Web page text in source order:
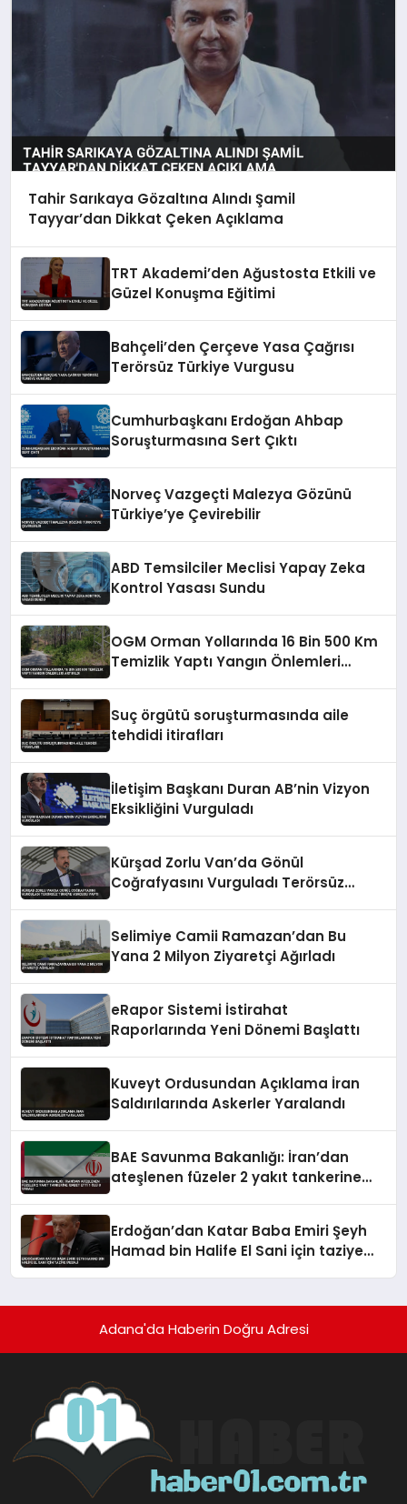
Tahir Sarıkaya Gözaltına Alındı Şamil
Tayyar’dan Dikkat Çeken Açıklama
TRT Akademi’den Ağustosta Etkili ve
Güzel Konuşma Eğitimi
Bahçeli’den Çerçeve Yasa Çağrısı
Terörsüz Türkiye Vurgusu
Cumhurbaşkanı Erdoğan Ahbap
Soruşturmasına Sert Çıktı
Norveç Vazgeçti Malezya Gözünü
Türkiye’ye Çevirebilir
ABD Temsilciler Meclisi Yapay Zeka
Kontrol Yasası Sundu
OGM Orman Yollarında 16 Bin 500 Km
Temizlik Yaptı Yangın Önlemleri
Suç örgütü soruşturmasında aile
tehdidi itirafları
İletişim Başkanı Duran AB’nin Vizyon
Eksikliğini Vurguladı
Kürşad Zorlu Van’da Gönül
Coğrafyasını Vurguladı Terörsüz
Selimiye Camii Ramazan’dan Bu
Yana 2 Milyon Ziyaretçi Ağırladı
eRapor Sistemi İstirahat
Raporlarında Yeni Dönemi Başlattı
Kuveyt Ordusundan Açıklama İran
Saldırılarında Askerler Yaralandı
BAE Savunma Bakanlığı: İran’dan
ateşlenen füzeler 2 yakıt tankerine
Erdoğan’dan Katar Baba Emiri Şeyh
Hamad bin Halife El Sani için taziye
Adana'da Haberin Doğru Adresi